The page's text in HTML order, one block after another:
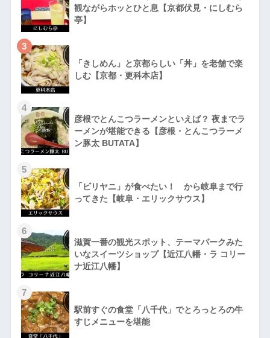
観ながらホッとひと息【京都伏見・にしむら
亭】
3
「きしめん」と京都らしい「丼」を老舗で楽
しむ【京都・更科本店】
4
彦根でとんこつラーメンといえば？ 夜までラ
ーメンが堪能できる【彦根・とんこつラーメ
ン豚太 BUTATA】
5
「ビリヤニ」が食べたい！ から岐阜まで行
ってきた【岐阜・エリックサウス】
6
滋賀一番の観光スポット、テーマパークみた
いなスイーツショップ【近江八幡・ラ コリー
ナ近江八幡】
7
駅前すぐの食堂「八千代」でとろっとろの牛
すじメニューを堪能